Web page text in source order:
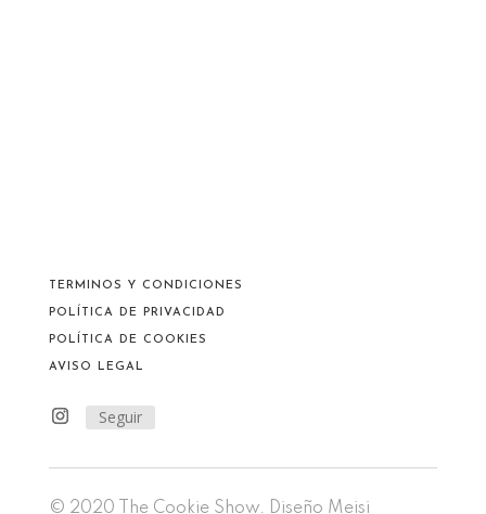
TERMINOS Y CONDICIONES
POLÍTICA DE PRIVACIDAD
POLÍTICA DE COOKIES
AVISO LEGAL
Seguir
© 2020 The Cookie Show. Diseño Meisi